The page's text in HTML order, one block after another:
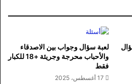
محرجة 50 سؤال
لعبة سؤال وجواب بين الاصدقاء
والأحباب محرجة وجريئة +18 للكبار
فقط
17 أغسطس، 2025